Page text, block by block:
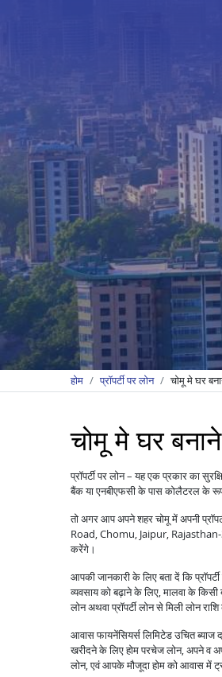
होम प्रॉपर्टी पर लोन चोमू मे घर
चोमू मे घर
प्रॉपर्टी पर लोन – यह एक प्रकार का
बैंक या एनबीएफसी के पास कोलैटरल के
तो अगर आप अपने शहर चोमू में अपनी
Road, Chomu, Jaipur,
करेंगे।
आपकी जानकारी के लिए बता दें कि
व्यवसाय को बढ़ाने के लिए, मालवा के
लोन अथवा प्रॉपर्टी लोन से मिली लोन
आवास फायनेंसियर्स लिमिटेड उचित ब्याज
खरीदने के लिए होम परचेज लोन, अपने व
लोन, एवं आपके मौजूदा होम को आवास में